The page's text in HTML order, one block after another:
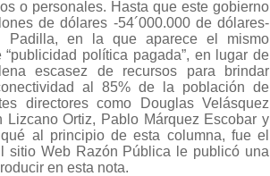
o personales. Hasta que este gobierno
de dólares -54´000.000 de dólares-
Padilla, en la que aparece el mismo
política pagada”, en lugar de
escasez de recursos para brindar
al 85% de la población de
directores como Douglas Velásquez
Ortiz, Pablo Márquez Escobar y
al principio de esta columna, fue el
sitio Web Razón Pública le publicó una
en esta nota.